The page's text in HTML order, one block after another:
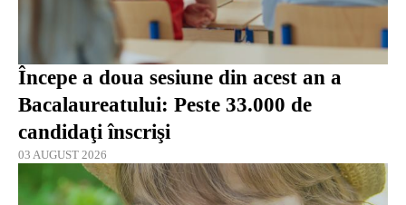
Începe a doua sesiune din acest an a
Bacalaureatului: Peste 33.000 de
candidaţi înscrişi
03 AUGUST 2026